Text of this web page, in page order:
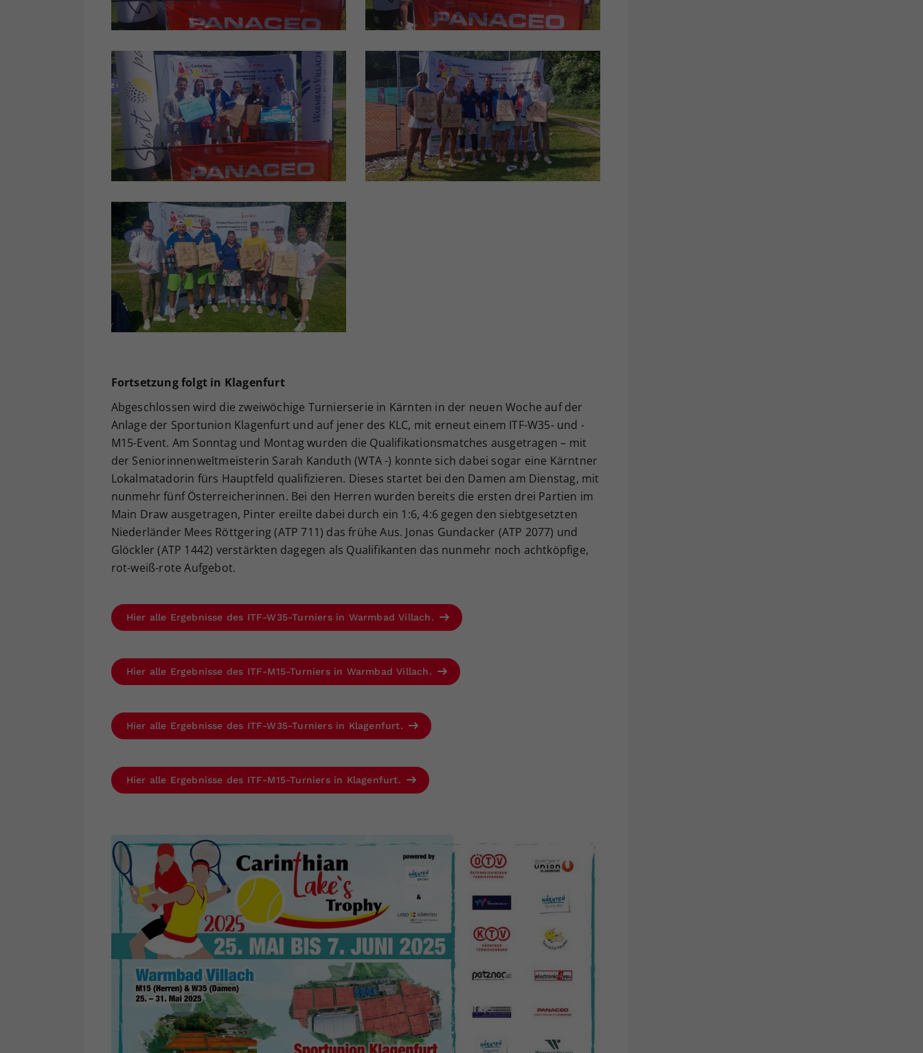
Fortsetzung folgt in Klagenfurt
Abgeschlossen wird die zweiwöchige Turnierserie in Kärnten in der neuen Woche auf der
Anlage der Sportunion Klagenfurt und auf jener des KLC, mit erneut einem ITF-W35- und -
M15-Event. Am Sonntag und Montag wurden die Qualifikationsmatches ausgetragen – mit
der Seniorinnenweltmeisterin Sarah Kanduth (WTA -) konnte sich dabei sogar eine Kärntner
Lokalmatadorin fürs Hauptfeld qualifizieren. Dieses startet bei den Damen am Dienstag, mit
nunmehr fünf Österreicherinnen. Bei den Herren wurden bereits die ersten drei Partien im
Main Draw ausgetragen, Pinter ereilte dabei durch ein 1:6, 4:6 gegen den siebtgesetzten
Niederländer Mees Röttgering (ATP 711) das frühe Aus. Jonas Gundacker (ATP 2077) und
Glöckler (ATP 1442) verstärkten dagegen als Qualifikanten das nunmehr noch achtköpfige,
rot-weiß-rote Aufgebot.
Hier alle Ergebnisse des ITF-W35-Turniers in Warmbad Villach.
Hier alle Ergebnisse des ITF-M15-Turniers in Warmbad Villach.
Hier alle Ergebnisse des ITF-W35-Turniers in Klagenfurt.
Hier alle Ergebnisse des ITF-M15-Turniers in Klagenfurt.